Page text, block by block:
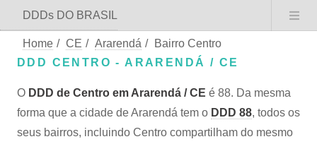
DDDs DO BRASIL
Home / CE / Ararendá /
Bairro Centro
DDD CENTRO - ARARENDÁ / CE
O DDD de Centro em Ararendá / CE é 88. Da mesma
forma que a cidade de Ararendá tem o DDD 88, todos os
seus bairros, incluindo Centro compartilham do mesmo